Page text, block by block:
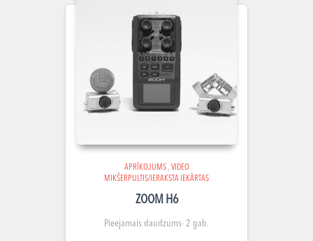
APRĪKOJUMS, VIDEO
MIKŠERPULTIS/IERAKSTA IEKĀRTAS
ZOOM H6
Pieejamais daudzums- 2 gab.